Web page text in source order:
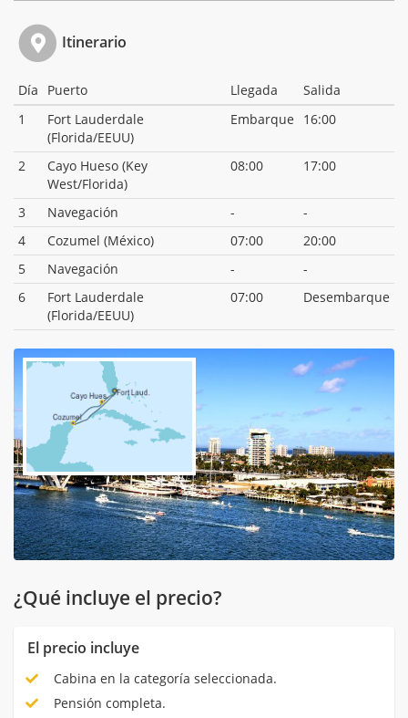
Itinerario
Día Puerto Llegada
Salida
1
Fort Lauderdale
(Florida/EEUU)
Embarque 16:00
2
Cayo Hueso (Key
West/Florida)
08:00 17:00
3 Navegación -
-
4
Cozumel (México) 07:00
20:00
5
Navegación -
-
6
Fort Lauderdale
(Florida/EEUU)
07:00 Desembarque
¿Qué incluye el precio?
El precio incluye
Cabina en la categoría seleccionada.
Pensión completa.